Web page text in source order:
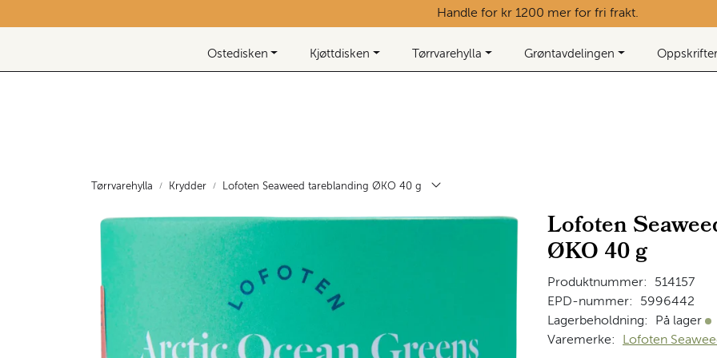
Handle for kr 1200 mer for fri frakt.
Ostedisken Kjøttdisken Tørrvarehylla Grøntavdelingen Oppskrifter
Tørrvarehylla Krydder Lofoten Seaweed tareblanding ØKO 40 g
Lofoten
ØKO 40 g
Produktnummer:
514157
EPD-nummer:
5996442
Lagerbeholdning:
På lager
Varemerke: Lofoten